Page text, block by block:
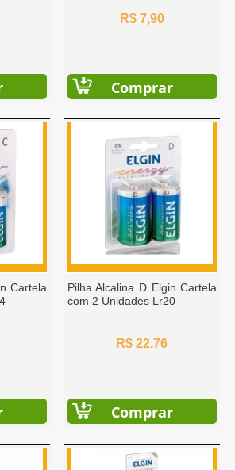
R$ 7,90
Comprar
Cartela
Pilha Alcalina D Elgin Cartela
com 2 Unidades Lr20
R$ 22,76
Comprar